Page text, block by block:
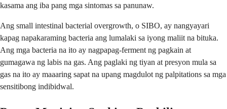
kasama ang iba pang mga sintomas sa panunaw.
Ang small intestinal bacterial overgrowth, o SIBO, ay nangyayari
kapag napakaraming bacteria ang lumalaki sa iyong maliit na bituka.
Ang mga bacteria na ito ay nagpapag-ferment ng pagkain at
gumagawa ng labis na gas. Ang paglaki ng tiyan at presyon mula sa
gas na ito ay maaaring sapat na upang magdulot ng palpitations sa mga
sensitibong indibidwal.